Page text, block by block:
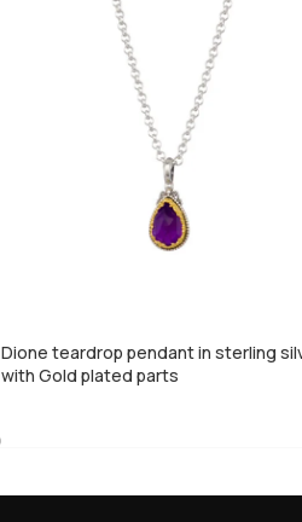
Dione teardrop pendant in sterling
with Gold plated parts